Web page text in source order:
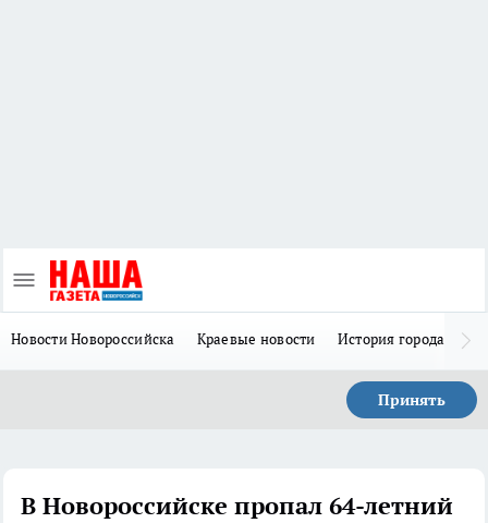
Новости Новороссийска Краевые новости История города Н
Принять
В Новороссийске пропал 64-летний